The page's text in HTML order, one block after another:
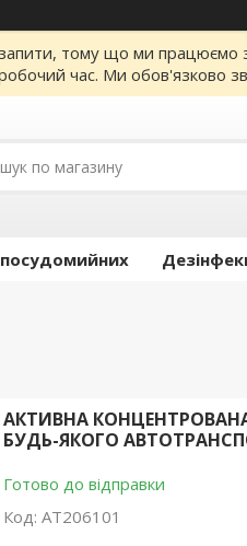
тому що ми працюємо
час. Ми обов'язково
АКТИВНА
БУДЬ-ЯКОГО
Готово до відправки
Код: АТ206101